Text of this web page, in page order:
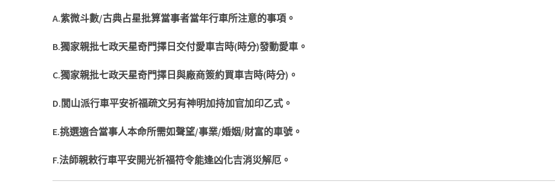
A.紫微斗數/古典占星批算當事者當年行車所注意的事項。
B.獨家親批七政天星奇門擇日交付愛車吉時(時分)發動愛車。
C.獨家親批七政天星奇門擇日與廠商簽約買車吉時(時分) 。
D. 閭山派行車平安祈福疏文另有神明加持加官加印乙式。
E.挑選適合當事人本命所需如聲望/事業/婚姻/財富的車號。
F.法師親敕行車平安開光祈福符令能逢凶化吉消災解厄。